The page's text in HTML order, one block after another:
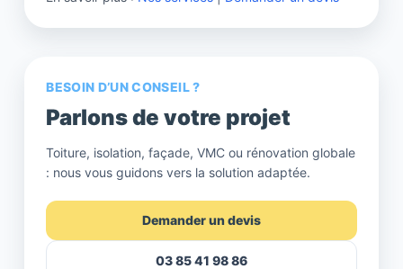
BESOIN D’UN CONSEIL ?
Parlons de votre projet
Toiture, isolation, façade, VMC ou rénovation globale
: nous vous guidons vers la solution adaptée.
Demander un devis
03 85 41 98 86